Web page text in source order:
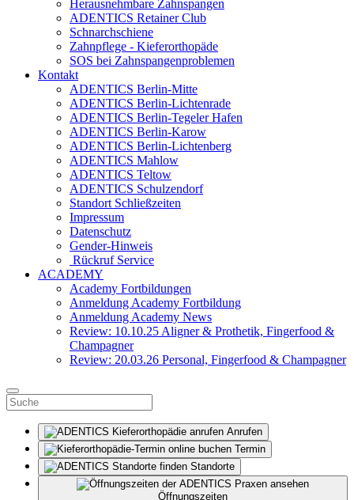
Herausnehmbare Zahnspangen
ADENTICS Retainer Club
Schnarchschiene
Zahnpflege - Kieferorthopäde
SOS bei Zahnspangenproblemen
Kontakt
ADENTICS Berlin-Mitte
ADENTICS Berlin-Lichtenrade
ADENTICS Berlin-Tegeler Hafen
ADENTICS Berlin-Karow
ADENTICS Berlin-Lichtenberg
ADENTICS Mahlow
ADENTICS Teltow
ADENTICS Schulzendorf
Standort Schließzeiten
Impressum
Datenschutz
Gender-Hinweis
Rückruf Service
ACADEMY
Academy Fortbildungen
Anmeldung Academy Fortbildung
Anmeldung Academy News
Review: 10.10.25 Aligner & Prothetik, Fingerfood &
Champagner
Review: 20.03.26 Personal, Fingerfood & Champagner
Anrufen
Termin
Standorte
Öffnungszeiten